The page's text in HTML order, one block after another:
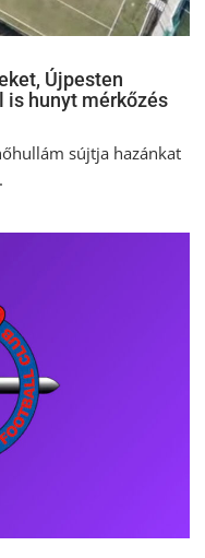
Újpesten
is hunyt mérkőzés
sújtja hazánkat